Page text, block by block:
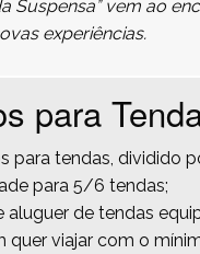
Suspensa” vem ao
experiências.
para
para tendas, dividido
para 5/6 tendas;
aluguer de tendas
quer viajar com o